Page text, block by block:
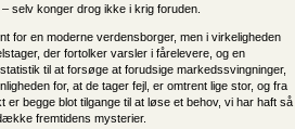
selv konger drog ikke i krig foruden.
for en moderne verdensborger, men i virkeligheden
der fortolker varsler i fårelevere, og en
til at forsøge at forudsige markedssvingninger,
for, at de tager fejl, er omtrent lige stor, og fra
er begge blot tilgange til at løse et behov, vi har haft så
fremtidens mysterier.